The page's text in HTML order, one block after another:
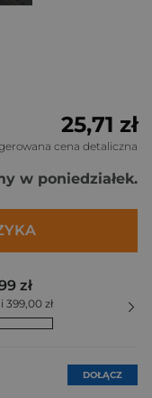
25,71 zł
cena detaliczna
w poniedziałek.
zł
zł
DOŁĄCZ